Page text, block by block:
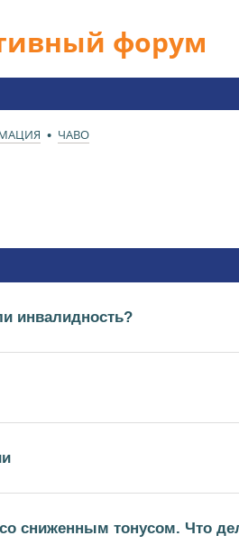
форум
ЧАВО
инвалидность?
сниженным тонусом. Что